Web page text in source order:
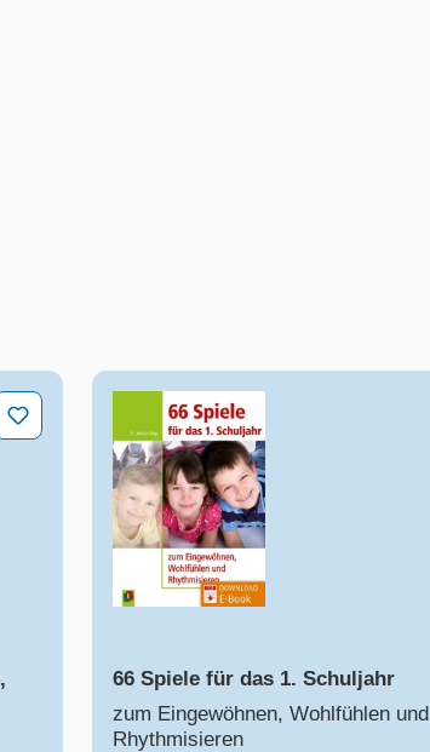
Community-Edition66 Spiele für das 1. Schuljahr
66 Spiele für das 1. Schuljahr
zum Eingewöhnen, Wohlfühlen und
Rhythmisieren